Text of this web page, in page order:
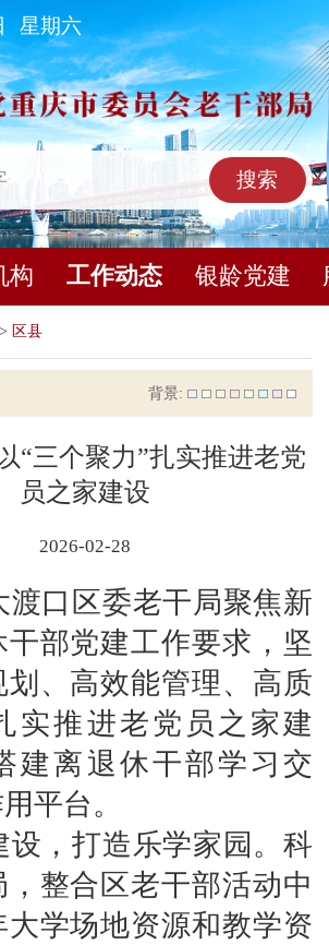
星期六
搜索
构 工作动态 银龄党建
> 区县
背景:
“三个聚力”扎实推进老党
员之家建设
2026-02-28
口区委老干局聚焦新
部党建工作要求，坚
、高效能管理、高质
实推进老党员之家建
建离退休干部学习交
平台。
设，打造乐学家园。科
整合区老干部活动中
学场地资源和教学资